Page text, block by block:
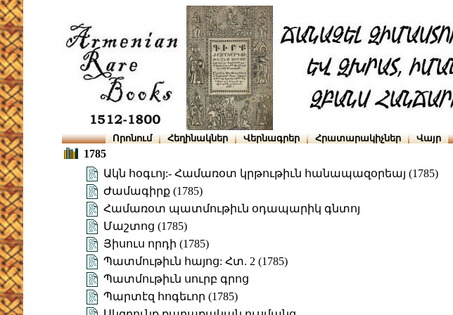
Որոնում Հեղինակներ Վերնագրեր Հրատարակիչներ Վայր
1785
Ակն հօգւոյ:- Համառօտ կրթութիւն հանապազօրեայ (1785)
Ժամագիրք (1785)
Համառօտ պատմութիւն օդապարիկ գնտոյ
Մաշտոց (1785)
Յիսուս որդի (1785)
Պատմութիւն հայոց: Հտ. 2 (1785)
Պատմութիւն սուրբ գրոց
Պարտէզ հոգեւոր (1785)